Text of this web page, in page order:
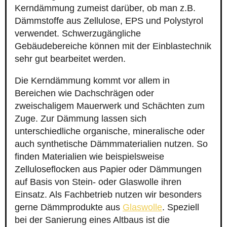
Kerndämmung zumeist darüber, ob man z.B.
Dämmstoffe aus Zellulose, EPS und Polystyrol
verwendet. Schwerzugängliche
Gebäudebereiche können mit der Einblastechnik
sehr gut bearbeitet werden.
Die Kerndämmung kommt vor allem in
Bereichen wie Dachschrägen oder
zweischaligem Mauerwerk und Schächten zum
Zuge. Zur Dämmung lassen sich
unterschiedliche organische, mineralische oder
auch synthetische Dämmmaterialien nutzen. So
finden Materialien wie beispielsweise
Zelluloseflocken aus Papier oder Dämmungen
auf Basis von Stein- oder Glaswolle ihren
Einsatz. Als Fachbetrieb nutzen wir besonders
gerne Dämmprodukte aus Glaswolle. Speziell
bei der Sanierung eines Altbaus ist die